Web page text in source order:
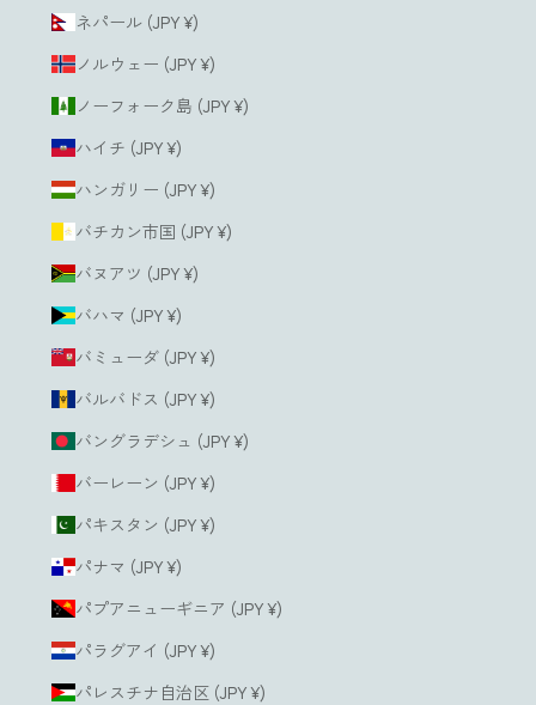
ネパール (JPY ¥)
ノルウェー (JPY ¥)
ノーフォーク島 (JPY ¥)
ハイチ (JPY ¥)
ハンガリー (JPY ¥)
バチカン市国 (JPY ¥)
バヌアツ (JPY ¥)
バハマ (JPY ¥)
バミューダ (JPY ¥)
バルバドス (JPY ¥)
バングラデシュ (JPY ¥)
バーレーン (JPY ¥)
パキスタン (JPY ¥)
パナマ (JPY ¥)
パプアニューギニア (JPY ¥)
パラグアイ (JPY ¥)
パレスチナ自治区 (JPY ¥)